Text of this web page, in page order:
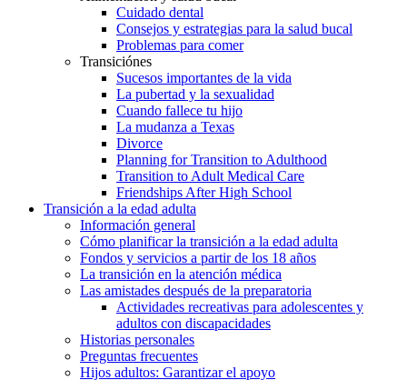
Cuidado dental
Consejos y estrategias para la salud bucal
Problemas para comer
Transiciónes
Sucesos importantes de la vida
La pubertad y la sexualidad
Cuando fallece tu hijo
La mudanza a Texas
Divorce
Planning for Transition to Adulthood
Transition to Adult Medical Care
Friendships After High School
Transición a la edad adulta
Información general
Cómo planificar la transición a la edad adulta
Fondos y servicios a partir de los 18 años
La transición en la atención médica
Las amistades después de la preparatoria
Actividades recreativas para adolescentes y
adultos con discapacidades
Historias personales
Preguntas frecuentes
Hijos adultos: Garantizar el apoyo